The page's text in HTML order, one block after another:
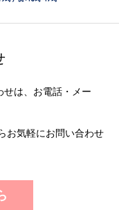
せは、お電話・メー
お気軽にお問い合わせ